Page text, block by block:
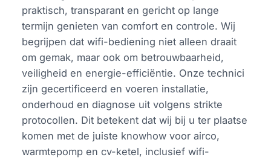
praktisch, transparant en gericht op lange
termijn genieten van comfort en controle. Wij
begrijpen dat wifi-bediening niet alleen draait
om gemak, maar ook om betrouwbaarheid,
veiligheid en energie-efficiëntie. Onze technici
zijn gecertificeerd en voeren installatie,
onderhoud en diagnose uit volgens strikte
protocollen. Dit betekent dat wij bij u ter plaatse
komen met de juiste knowhow voor airco,
warmtepomp en cv-ketel, inclusief wifi-